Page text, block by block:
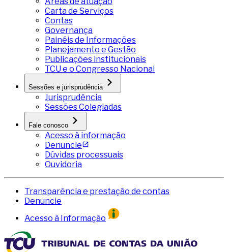
Carta de Serviços
Contas
Governança
Painéis de Informações
Planejamento e Gestão
Publicações institucionais
TCU e o Congresso Nacional
Sessões e jurisprudência
Jurisprudência
Sessões Colegiadas
Fale conosco
Acesso à informação
Denuncie
Dúvidas processuais
Ouvidoria
Transparência e prestação de contas
Denuncie
Acesso à Informação